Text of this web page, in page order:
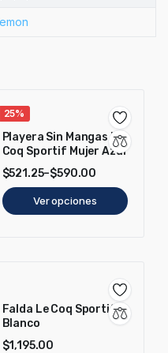
25%
Playera Sin Mangas Le
Coq Sportif Mujer Azul
$521.25–$590.00
Ver opciones
Falda Le Coq Sportif
Blanco
$1,195.00